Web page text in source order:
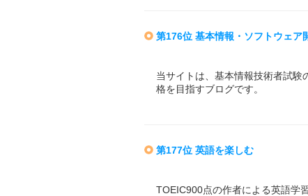
第176位 基本情報・ソフトウェ
当サイトは、基本情報技術者試験
格を目指すブログです。
第177位 英語を楽しむ
TOEIC900点の作者による英語学